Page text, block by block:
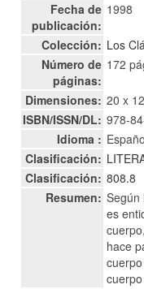
Fecha de
publicación:
1998
Colección: Los
Número de
páginas:
172
Dimensiones: 20 x
ISBN/ISSN/DL: 978-
Idioma :
Clasificación:
Clasificación: 808.8
Resumen: Según
es
hace